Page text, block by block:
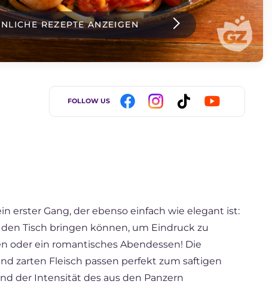
REZEPTE ANZEIGEN
FOLLOW US
erster Gang, der ebenso einfach wie elegant ist:
Tisch bringen können, um Eindruck zu
oder ein romantisches Abendessen! Die
zarten Fleisch passen perfekt zum saftigen
der Intensität des aus den Panzern